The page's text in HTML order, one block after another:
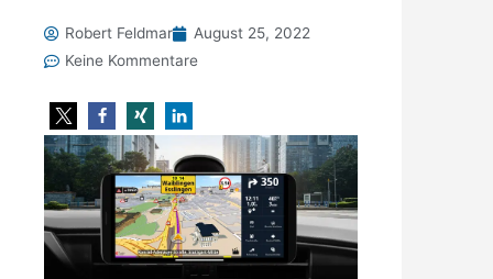
Robert Feldmar
August 25, 2022
Keine Kommentare